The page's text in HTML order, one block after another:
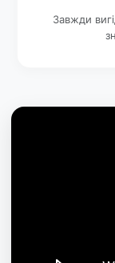
Завжди